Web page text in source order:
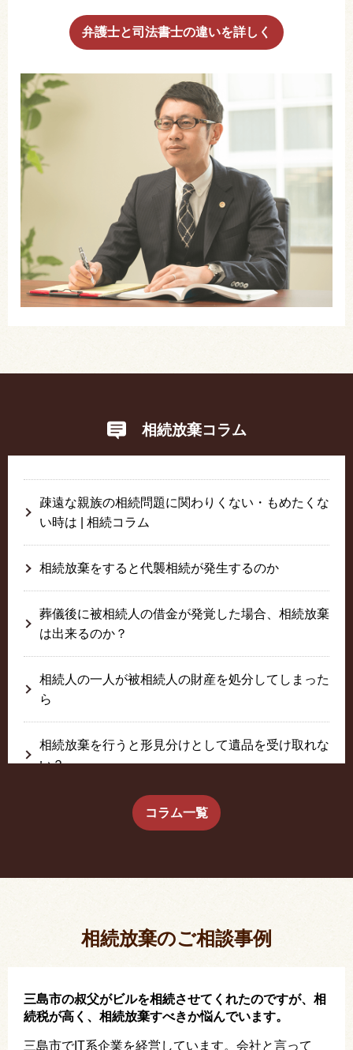
弁護士と司法書士の違いを詳しく
相続放棄コラム
疎遠な親族の相続問題に関わりくない・もめたくな
い時は | 相続コラム
相続放棄をすると代襲相続が発生するのか
葬儀後に被相続人の借金が発覚した場合、相続放棄
は出来るのか？
相続人の一人が被相続人の財産を処分してしまった
ら
相続放棄を行うと形見分けとして遺品を受け取れな
い？
生前に相続放棄すると約束した念書は有効か？
コラム一覧
相続放棄のご相談事例
三島市の叔父がビルを相続させてくれたのですが、相
続税が高く、相続放棄すべきか悩んでいます。
三島市でIT系企業を経営しています。会社と言って